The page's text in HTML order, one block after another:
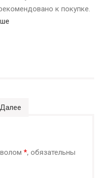
к покупке.
Далее
*, обязательны